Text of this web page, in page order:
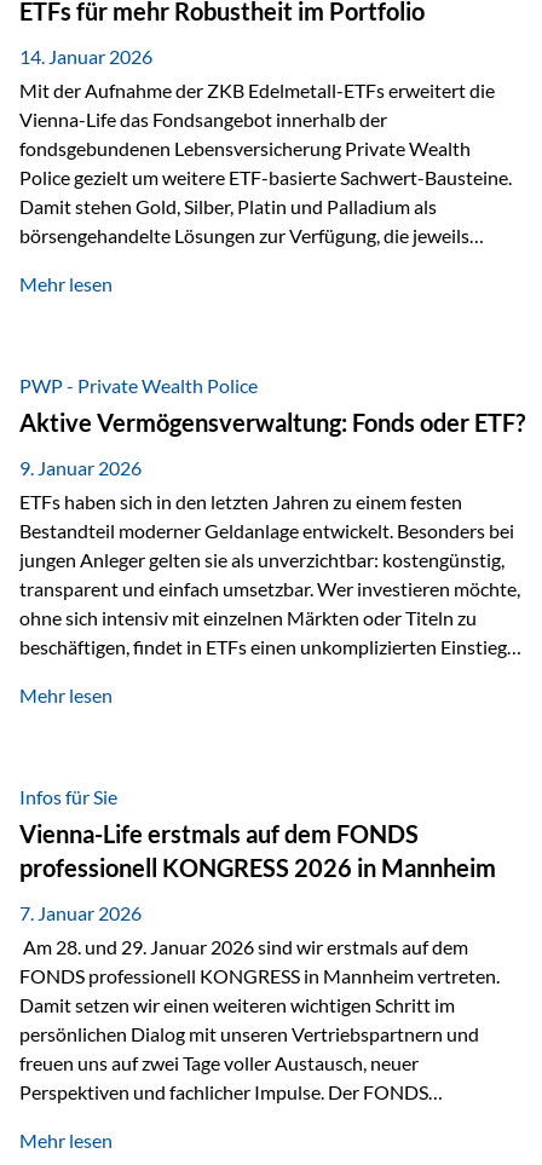
bedeutet: Das Portfolio bildet die Weltmärkte möglichst
breit ab, ohne die…
ETFs für mehr Robustheit im Portfolio
14. Januar 2026
Mit der Aufnahme der ZKB Edelmetall-ETFs erweitert die
Vienna-Life das Fondsangebot innerhalb der
fondsgebundenen Lebensversicherung Private Wealth
Police gezielt um weitere ETF-basierte Sachwert-Bausteine.
Damit stehen Gold, Silber, Platin und Palladium als
börsengehandelte Lösungen zur Verfügung, die jeweils
dabei nicht auf einzelnen Marktmeinungen, sondern auf
Inflationsrobustheit und Stabilisierung – eingebettet in eine
liechtensteinische Versicherungsstruktur. Die
Sicherheitsarchitektur: Liechtenstein als Strukturprinzip Die
Private Wealth Police positioniert sich mit einer dreistufigen
Sicherheitsarchitektur, die auf mehreren Ebenen ansetzt:
Stufe 1: Versicherer-Ebene • Versicherung mit…
Mehr lesen
PWP - Private Wealth Police
Aktive Vermögensverwaltung: Fonds oder ETF?
9. Januar 2026
ETFs haben sich in den letzten Jahren zu einem festen
Bestandteil moderner Geldanlage entwickelt. Besonders bei
jungen Anleger gelten sie als unverzichtbar: kostengünstig,
transparent und einfach umsetzbar. Wer investieren möchte,
ohne sich intensiv mit einzelnen Märkten oder Titeln zu
beschäftigen, findet in ETFs einen unkomplizierten Einstieg
werden häufig kritisch betrachtet. Sie gelten als teurer,
Beide Ansätze haben ihre Berechtigung und ihre Stärken
entfalten sie oft gerade in Kombination. ETFs: Effizient, breit
gestreut und klar strukturiert…
Mehr lesen
Infos für Sie
Vienna-Life erstmals auf dem FONDS
professionell KONGRESS 2026 in Mannheim
7. Januar 2026
Am 28. und 29. Januar 2026 sind wir erstmals auf dem
FONDS professionell KONGRESS in Mannheim vertreten.
Damit setzen wir einen weiteren wichtigen Schritt im
persönlichen Dialog mit unseren Vertriebspartnern und
freuen uns auf zwei Tage voller Austausch, neuer
Perspektiven und fachlicher Impulse. Der FONDS
Branchentreffen für Finanz- und Versicherungsprofis im
Mehr lesen